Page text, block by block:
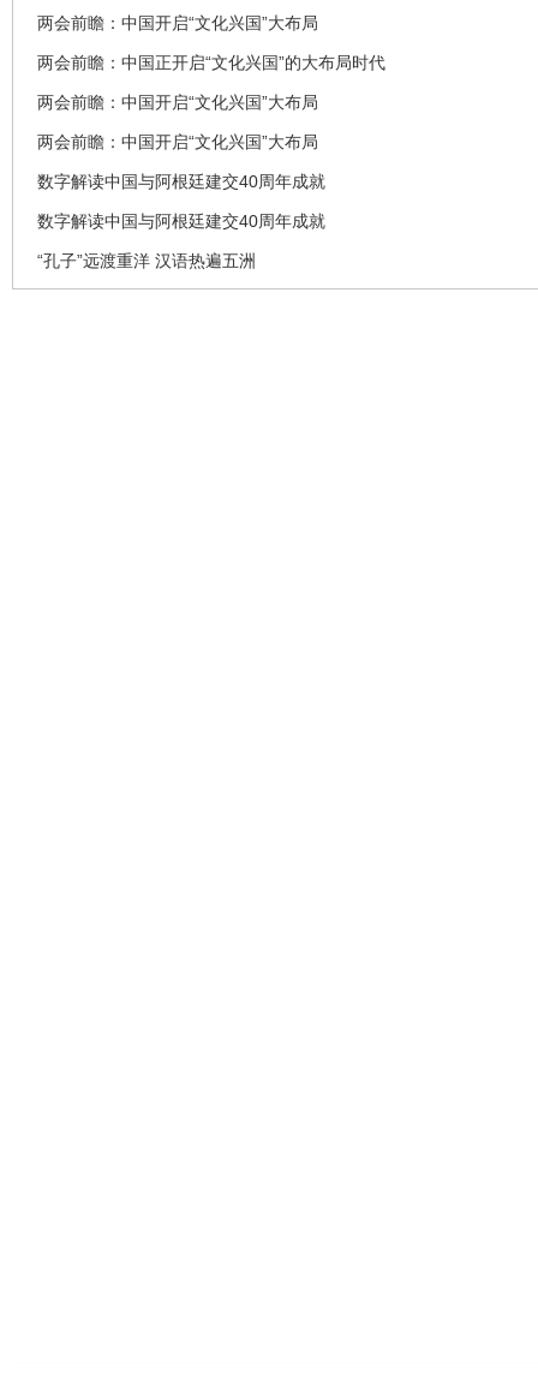
两会前瞻：中国开启“文化兴国”大布局
两会前瞻：中国正开启“文化兴国”的大布局时代
两会前瞻：中国开启“文化兴国”大布局
两会前瞻：中国开启“文化兴国”大布局
数字解读中国与阿根廷建交40周年成就
数字解读中国与阿根廷建交40周年成就
“孔子”远渡重洋 汉语热遍五洲